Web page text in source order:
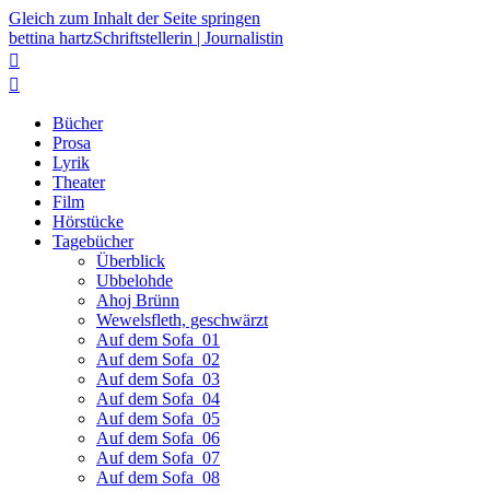
Gleich zum Inhalt der Seite springen
bettina hartzSchriftstellerin | Journalistin


Bücher
Prosa
Lyrik
Theater
Film
Hörstücke
Tagebücher
Überblick
Ubbelohde
Ahoj Brünn
Wewelsfleth, geschwärzt
Auf dem Sofa_01
Auf dem Sofa_02
Auf dem Sofa_03
Auf dem Sofa_04
Auf dem Sofa_05
Auf dem Sofa_06
Auf dem Sofa_07
Auf dem Sofa_08